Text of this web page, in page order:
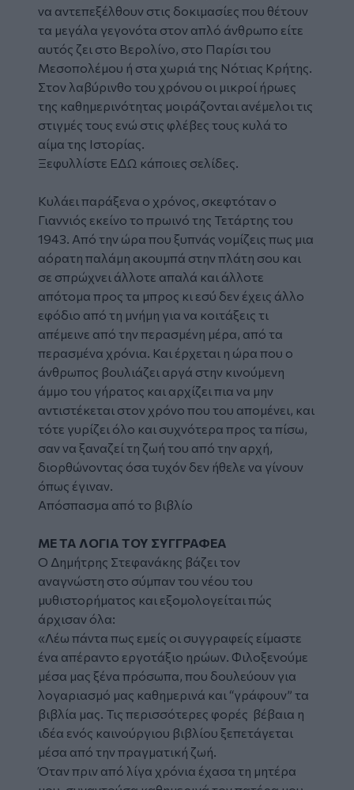
να αντεπεξέλθουν στις δοκιμασίες που θέτουν
τα μεγάλα γεγονότα στον απλό άνθρωπο είτε
αυτός ζει στο Βερολίνο, στο Παρίσι του
Μεσοπολέμου ή στα χωριά της Νότιας Κρήτης.
Στον λαβύρινθο του χρόνου οι μικροί ήρωες
της καθημερινότητας μοιράζονται ανέμελοι τις
στιγμές τους ενώ στις φλέβες τους κυλά το
αίμα της Ιστορίας.
Ξεφυλλίστε ΕΔΩ κάποιες σελίδες.
Κυλάει παράξενα ο χρόνος, σκεφτόταν ο
Γιαννιός εκείνο το πρωινό της Τετάρτης του
1943. Από την ώρα που ξυπνάς νομίζεις πως μια
αόρατη παλάμη ακουμπά στην πλάτη σου και
σε σπρώχνει άλλοτε απαλά και άλλοτε
απότομα προς τα μπρος κι εσύ δεν έχεις άλλο
εφόδιο από τη μνήμη για να κοιτάξεις τι
απέμεινε από την περασμένη μέρα, από τα
περασμένα χρόνια. Και έρχεται η ώρα που ο
άνθρωπος βουλιάζει αργά στην κινούμενη
άμμο του γήρατος και αρχίζει πια να μην
αντιστέκεται στον χρόνο που του απομένει, και
τότε γυρίζει όλο και συχνότερα προς τα πίσω,
σαν να ξαναζεί τη ζωή του από την αρχή,
διορθώνοντας όσα τυχόν δεν ήθελε να γίνουν
όπως έγιναν.
Απόσπασμα από το βιβλίο
ΜΕ ΤΑ ΛΟΓΙΑ ΤΟΥ ΣΥΓΓΡΑΦΕΑ
Ο Δημήτρης Στεφανάκης βάζει τον
αναγνώστη στο σύμπαν του νέου του
μυθιστορήματος και εξομολογείται πώς
άρχισαν όλα:
«Λέω πάντα πως εμείς οι συγγραφείς είμαστε
ένα απέραντο εργοτάξιο ηρώων. Φιλοξενούμε
μέσα μας ξένα πρόσωπα, που δουλεύουν για
λογαριασμό μας καθημερινά και “γράφουν” τα
βιβλία μας. Τις περισσότερες φορές βέβαια η
ιδέα ενός καινούργιου βιβλίου ξεπετάγεται
μέσα από την πραγματική ζωή.
Όταν πριν από λίγα χρόνια έχασα τη μητέρα